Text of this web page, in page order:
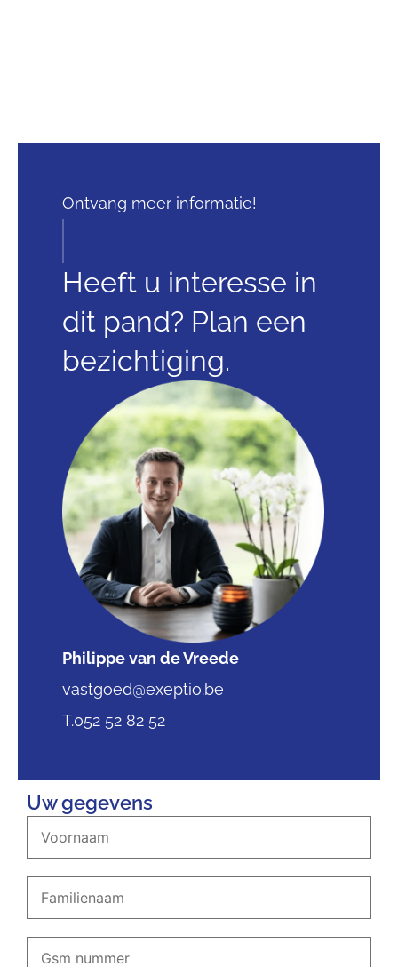
Ontvang meer informatie!
Heeft u interesse in
dit pand? Plan een
bezichtiging.
Philippe van de Vreede
vastgoed@exeptio.be
T.052 52 82 52
Uw gegevens